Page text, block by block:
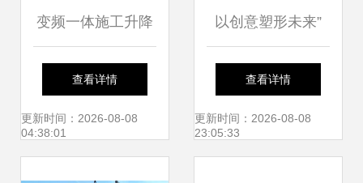
变频一体施工升降
机与普通施工升降
机的全面对比 生产
查看详情
更新时间：2026-08-08
04:38:01
以创意塑形未来”
西澳大学建筑设计
硕士与建筑施工服
查看详情
更新时间：2026-08-08
23:05:33